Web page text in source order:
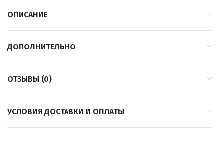
ОПИСАНИЕ
ДОПОЛНИТЕЛЬНО
ОТЗЫВЫ (0)
УСЛОВИЯ ДОСТАВКИ И ОПЛАТЫ